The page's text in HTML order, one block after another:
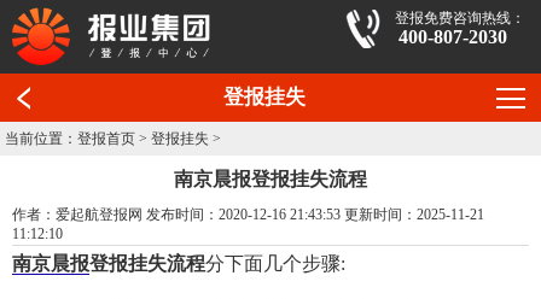
登报免费咨询热线：
400-807-2030
登报挂失
当前位置：登报首页 >登报挂失 >
南京晨报登报挂失流程
作者：爱起航登报网 发布时间：2020-12-16 21:43:53 更新时间：2025-11-21
11:12:10
南京晨报登报挂失流程分下面几个步骤: